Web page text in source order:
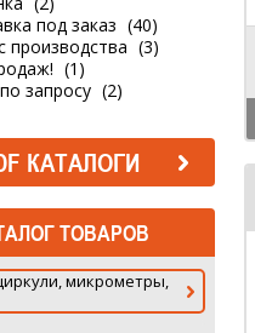
под заказ (40)
производства (3)
(1)
запросу (2)
КАТАЛОГИ
ТОВАРОВ
микрометры,